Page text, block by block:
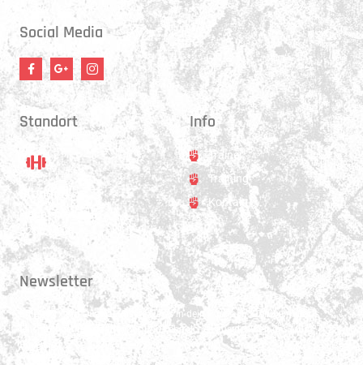
Social Media
Standort
Standort
Hauptstrasse 31
3250 Lyss
Info
Trainer
Training
Kontakt
Newsletter
Erhalte 1x pro Quartal unsere News in dein Postfach. Darüber hinaus
teilen wir gerne Spannendes und Lehrreiches aus der Welt des Muay Thai
Boxen.